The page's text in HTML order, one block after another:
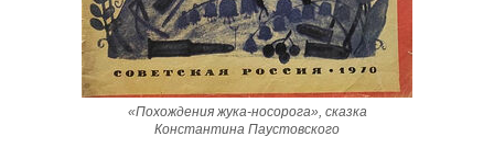
«Похождения жука-носорога», сказка
Константина Паустовского